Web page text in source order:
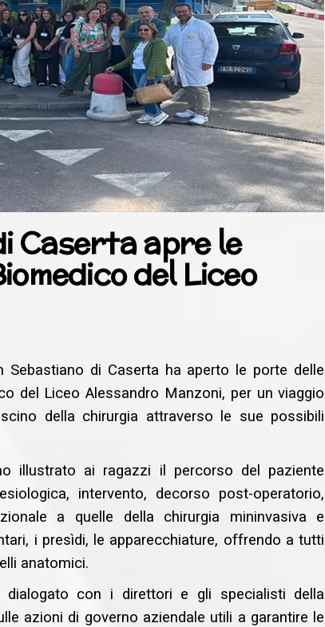
Caserta apre le
del Liceo
Sebastiano di Caserta ha aperto le porte delle
del Liceo Alessandro Manzoni, per un viaggio
della chirurgia attraverso le sue possibili
illustrato ai ragazzi il percorso del paziente
intervento, decorso post-operatorio,
a quelle della chirurgia mininvasiva e
i presìdi, le apparecchiature, offrendo a tutti
anatomici.
dialogato con i direttori e gli specialisti della
azioni di governo aziendale utili a garantire le